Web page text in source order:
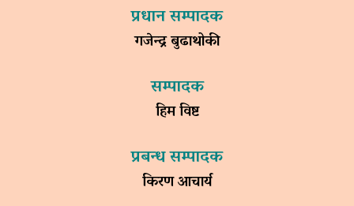
प्रधान सम्पादक
गजेन्द्र बुढाथोकी
सम्पादक
हिम विष्ट
प्रबन्ध सम्पादक
किरण आचार्य